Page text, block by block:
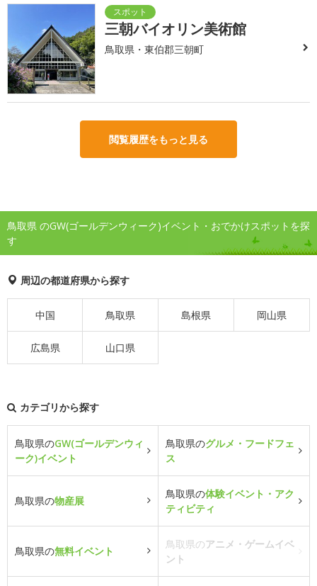
三朝バイオリン美術館
鳥取県・東伯郡三朝町
閲覧履歴をもっと見る
鳥取県 のGW(ゴールデンウィーク)イベント・おでかけスポットを探
す
周辺の都道府県から探す
中国 鳥取県 島根県 岡山県
広島県 山口県
カテゴリから探す
鳥取県のGW(ゴールデンウィ
ーク)イベント
鳥取県のグルメ・フードフェ
ス
鳥取県の物産展
鳥取県の体験イベント・アク
ティビティ
鳥取県の無料イベント
鳥取県のアニメ・ゲームイベ
ント